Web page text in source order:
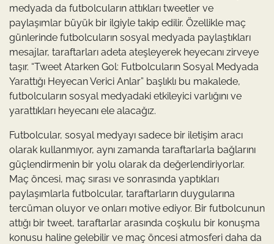
medyada da futbolcuların attıkları tweetler ve
paylaşımlar büyük bir ilgiyle takip edilir. Özellikle maç
günlerinde futbolcuların sosyal medyada paylaştıkları
mesajlar, taraftarları adeta ateşleyerek heyecanı zirveye
taşır. “Tweet Atarken Gol: Futbolcuların Sosyal Medyada
Yarattığı Heyecan Verici Anlar” başlıklı bu makalede,
futbolcuların sosyal medyadaki etkileyici varlığını ve
yarattıkları heyecanı ele alacağız.
Futbolcular, sosyal medyayı sadece bir iletişim aracı
olarak kullanmıyor, aynı zamanda taraftarlarla bağlarını
güçlendirmenin bir yolu olarak da değerlendiriyorlar.
Maç öncesi, maç sırası ve sonrasında yaptıkları
paylaşımlarla futbolcular, taraftarların duygularına
tercüman oluyor ve onları motive ediyor. Bir futbolcunun
attığı bir tweet, taraftarlar arasında coşkulu bir konuşma
konusu haline gelebilir ve maç öncesi atmosferi daha da